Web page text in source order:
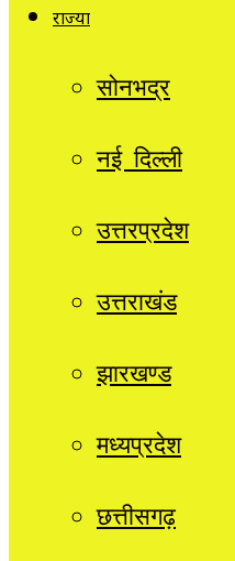
राज्यों
सोनभद्र
नई दिल्ली
उत्तरप्रदेश
उत्तराखंड
झारखण्ड
मध्यप्रदेश
छत्तीसगढ़